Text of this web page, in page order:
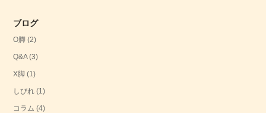
ブログ
O脚 (2)
Q&A(3)
X脚 (1)
しびれ (1)
コラム (4)